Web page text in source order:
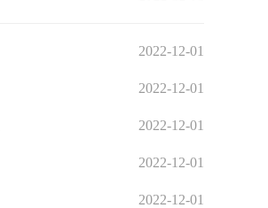
2022-12-01
2022-12-01
2022-12-01
2022-12-01
2022-12-01